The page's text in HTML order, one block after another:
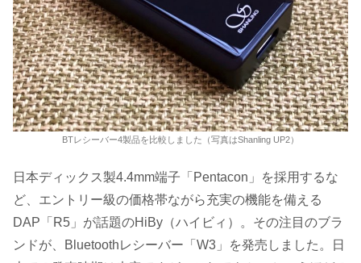
BTレシーバー4製品を比較しました（写真はShanling UP2）
日本ディックス製4.4mm端子「Pentacon」を採用するな
ど、エントリー級の価格帯ながら充実の機能を備える
DAP「R5」が話題のHiBy（ハイビィ）。その注目のブラ
ンドが、Bluetoothレシーバー「W3」を発売しました。日